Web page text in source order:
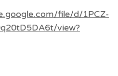
file/d/1PCZ-
view?